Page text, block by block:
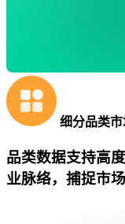
细分品类
品类数据支持高
业脉络，捕捉市场